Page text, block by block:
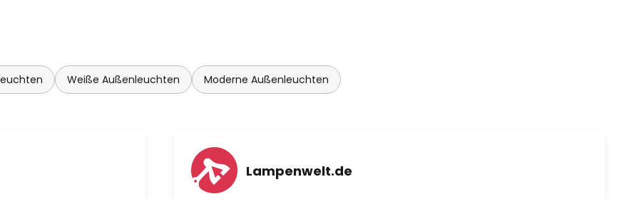
Weiße Außenleuchten Moderne Außenleuchten
Lampenwelt.de